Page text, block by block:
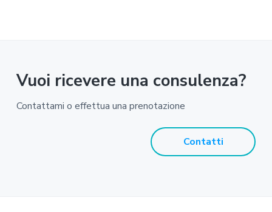
Vuoi ricevere una consulenza?
Contattami o effettua una prenotazione
Contatti